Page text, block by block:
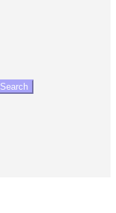
Search